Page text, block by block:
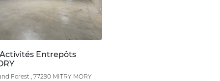
Entrepôts
Forest , 77290 MITRY MORY